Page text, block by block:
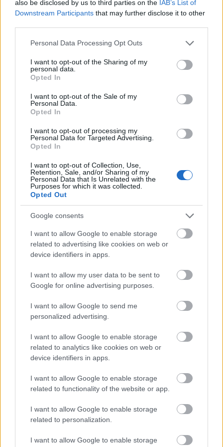
also be disclosed by us to third parties on the IAB’s List of
Downstream Participants that may further disclose it to other
Please note that this website/app uses one or more Google
not limited to your visit or usage behaviour. You may click to
grant or deny consent to Google and its third-party tags to
use your data for below specified purposes in below Google
consent section.
Personal Data Processing Opt Outs
I want to opt-out of the Sharing of my
personal data.
Opted In
I want to opt-out of the Sale of my
Personal Data.
Opted In
I want to opt-out of processing my
Personal Data for Targeted Advertising.
Opted In
I want to opt-out of Collection, Use,
Retention, Sale, and/or Sharing of my
Personal Data that Is Unrelated with the
Purposes for which it was collected.
Opted Out
Google consents
I want to allow Google to enable storage
related to advertising like cookies on web or
device identifiers in apps.
I want to allow my user data to be sent to
Google for online advertising purposes.
I want to allow Google to send me
personalized advertising.
I want to allow Google to enable storage
related to analytics like cookies on web or
device identifiers in apps.
I want to allow Google to enable storage
related to functionality of the website or app.
I want to allow Google to enable storage
related to personalization.
I want to allow Google to enable storage
Cseh Sörfeszt 2018
Immár a 11. Cseh Sörfesztivál a sorban és még
sörgyárak megszámlálhatatlan voltának. Idén a
ismét a WestEnd tetőteraszán tartják, ami jelenti azt,
hogy nyugisabb, csendesebb, hűvösebb, mint
mondjuk a Városháza park volt, viszont nem lehet
csak úgy az…
Cseh Sörfeszt képriport
Madnezz •2017. június 14.
A Westend tetőteraszán bújik meg az idei Cseh
Sörfesztivál. A szervezők rutinosan készültek és a